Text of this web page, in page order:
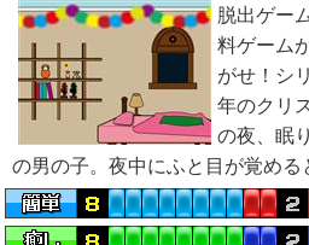
脱出ゲー
料ゲーム
がせ！シ
年のクリ
の夜、眠
の男の子。夜中にふと目が覚める